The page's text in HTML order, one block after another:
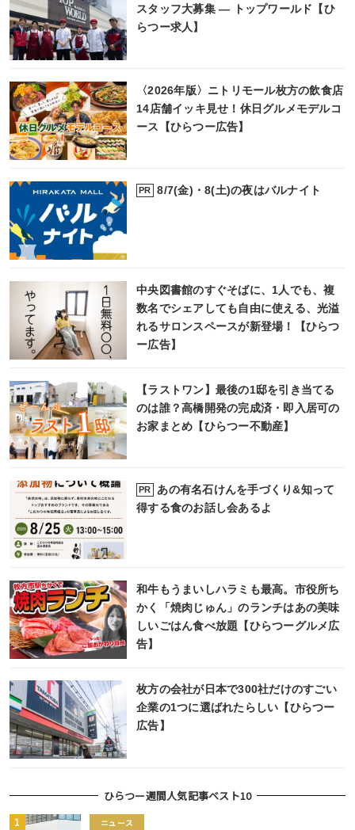
スタッフ大募集 ― トップワールド【ひ
らつー求人】
〈2026年版〉ニトリモール枚方の飲食店
14店舗イッキ見せ！休日グルメモデルコ
ース【ひらつー広告】
PR 8/7(金)・8(土)の夜はバルナイト
中央図書館のすぐそばに、1人でも、複
数名でシェアしても自由に使える、光溢
れるサロンスペースが新登場！【ひらつ
ー広告】
【ラストワン】最後の1邸を引き当てる
のは誰？高橋開発の完成済・即入居可の
お家まとめ【ひらつー不動産】
PR
あの有名石けんを手づくり&知って
得する食のお話し会あるよ
和牛もうまいしハラミも最高。市役所ち
かく「焼肉じゅん」のランチはあの美味
しいごはん食べ放題【ひらつーグルメ広
告】
枚方の会社が日本で300社だけのすごい
企業の1つに選ばれたらしい【ひらつー
広告】
ひらつー週間人気記事ベスト10
ニュース